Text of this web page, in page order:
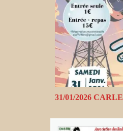
31/01/2026